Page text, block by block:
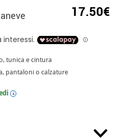
17.50€
tunica e cintura
pantaloni o calzature
i